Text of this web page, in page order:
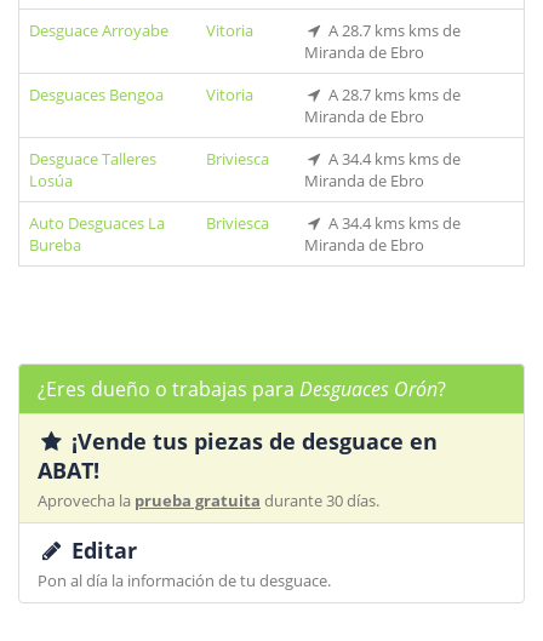
Desguace Arroyabe
Vitoria
A 28.7 kms kms de
Miranda de Ebro
Desguaces Bengoa
Vitoria
A 28.7 kms kms de
Miranda de Ebro
Desguace Talleres
Losúa
Briviesca
A 34.4 kms kms de
Miranda de Ebro
Auto Desguaces La
Bureba
Briviesca
A 34.4 kms kms de
Miranda de Ebro
¿Eres dueño o trabajas para Desguaces Orón?
¡Vende tus piezas de desguace en
ABAT!
Aprovecha la prueba gratuita durante 30 días.
Editar
Pon al día la información de tu desguace.